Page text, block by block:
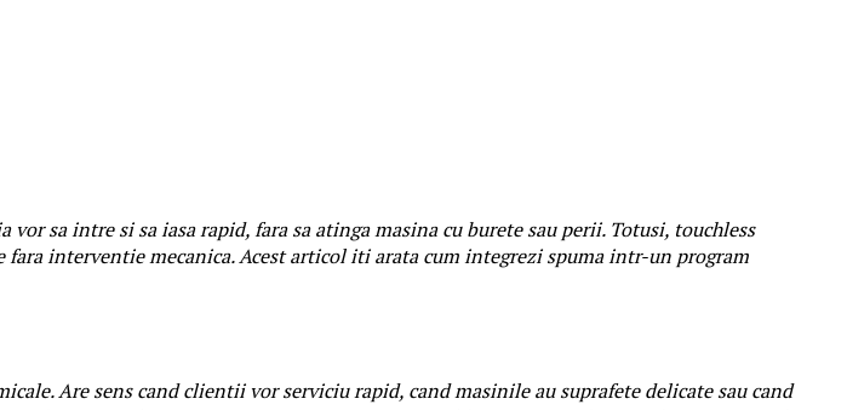
sa intre si sa iasa rapid, fara sa atinga masina cu burete sau perii. Totusi, touchless
interventie mecanica. Acest articol iti arata cum integrezi spuma intr-un program
Are sens cand clientii vor serviciu rapid, cand masinile au suprafete delicate sau cand